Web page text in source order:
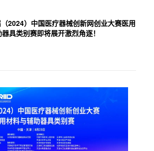
2024）中国医疗器械创新网创业大赛医用
具类别赛即将展开激烈角逐！